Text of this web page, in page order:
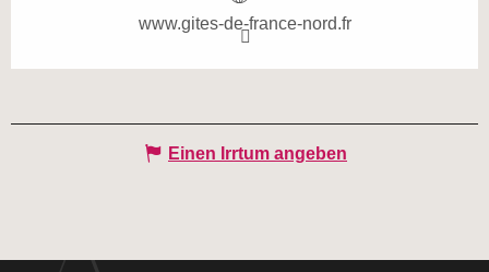
www.gites-de-france-nord.fr
Einen Irrtum angeben